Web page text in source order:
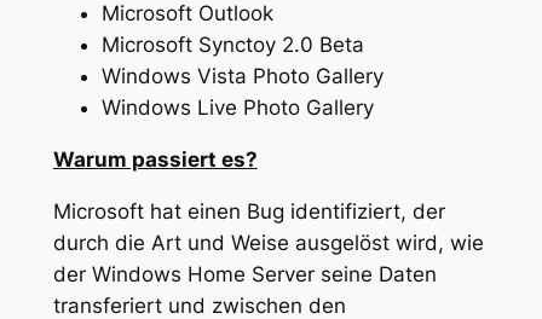
Microsoft Outlook
Microsoft Synctoy 2.0 Beta
Windows Vista Photo Gallery
Windows Live Photo Gallery
Warum passiert es?
Microsoft hat einen Bug identifiziert, der
durch die Art und Weise ausgelöst wird, wie
der Windows Home Server seine Daten
transferiert und zwischen den